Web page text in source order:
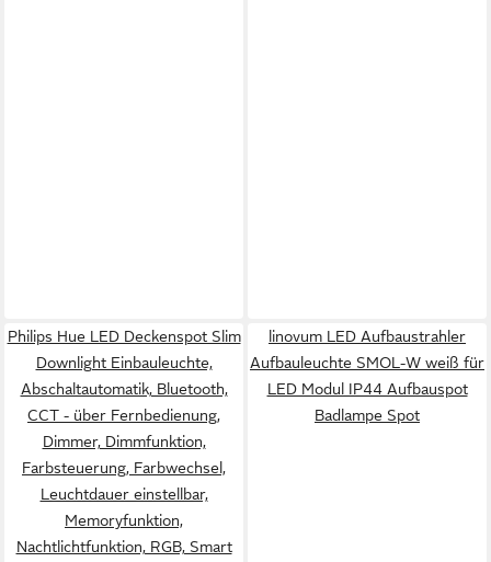
Philips Hue LED Deckenspot Slim
Downlight Einbauleuchte,
Abschaltautomatik, Bluetooth,
CCT - über Fernbedienung,
Dimmer, Dimmfunktion,
Farbsteuerung, Farbwechsel,
Leuchtdauer einstellbar,
Memoryfunktion,
Nachtlichtfunktion, RGB, Smart
linovum LED Aufbaustrahler
Aufbauleuchte SMOL-W weiß für
LED Modul IP44 Aufbauspot
Badlampe Spot